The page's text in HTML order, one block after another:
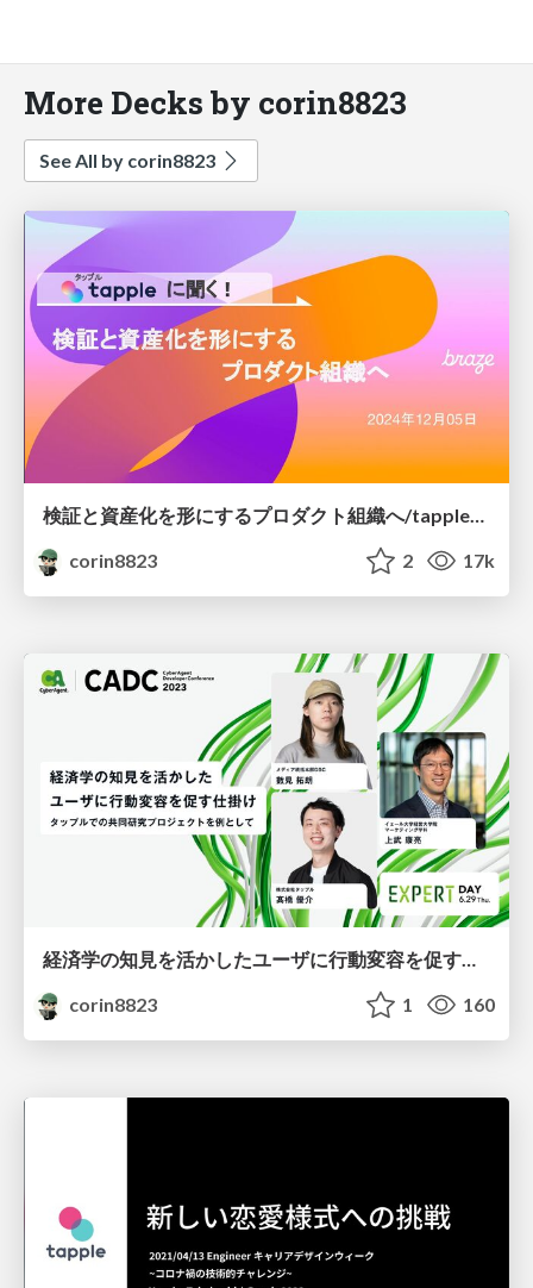
More Decks by corin8823
See All by corin8823
検証と資産化を形にするプロダクト組織へ/tapple_pmconf2024
corin8823
2 17k
corin8823
1 160